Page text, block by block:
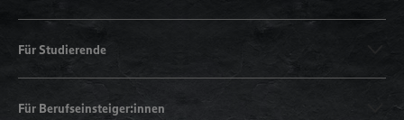
Für Studierende
Für Berufseinsteiger:innen